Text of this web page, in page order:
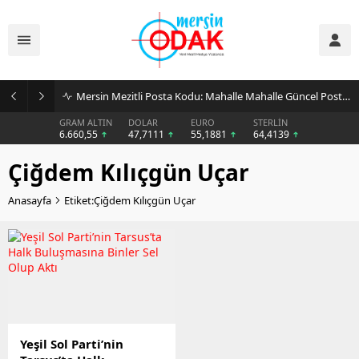
Mersin Mezitli Posta Kodu: Mahalle Mahalle Güncel Posta Kodu Rehberi
GRAM ALTIN
6.660,55
DOLAR
47,7111
EURO
55,1881
STERLİN
64,4139
Çiğdem Kılıçgün Uçar
Anasayfa Etiket:Çiğdem Kılıçgün Uçar
Yeşil Sol Parti’nin